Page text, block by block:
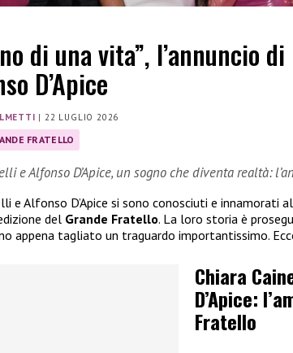
di una vita”, l’annuncio
D’Apice
|22 LUGLIO 2026
FRATELLO
e Alfonso D’Apice, un sogno che diventa realtà:
e Alfonso D’Apice si sono conosciuti e innamorati
del Grande Fratello. La loro storia è
appena tagliato un traguardo importantissimo.
Chiara
D’Apice:
Fratello